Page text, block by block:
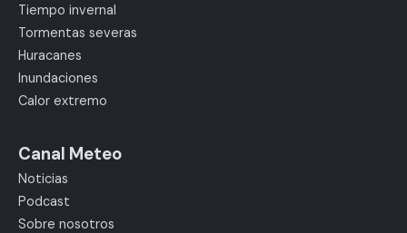
Tiempo invernal
Tormentas severas
Huracanes
Inundaciones
Calor extremo
Canal Meteo
Noticias
Podcast
Sobre nosotros